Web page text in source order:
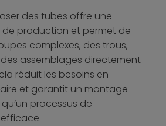
des tubes offre une
de production et permet de
complexes, des trous,
assemblages directement
réduit les besoins en
et garantit un montage
processus de